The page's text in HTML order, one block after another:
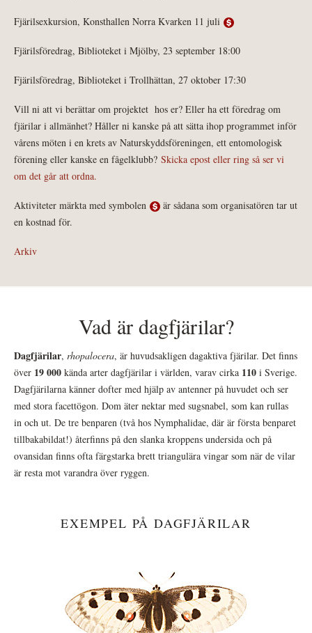
Fjärilsexkursion, Konsthallen Norra Kvarken 11 juli
Fjärilsföredrag, Biblioteket i Mjölby, 23 september 18:00
Fjärilsföredrag, Biblioteket i Trollhättan, 27 oktober 17:30
Vill ni att vi berättar om projektet hos er? Eller ha ett föredrag om
fjärilar i allmänhet? Håller ni kanske på att sätta ihop programmet inför
vårens möten i en krets av Naturskyddsföreningen, ett entomologisk
förening eller kanske en fågelklubb? Skicka epost eller ring så ser vi
om det går att ordna.
Aktiviteter märkta med symbolen
är sådana som organisatören tar ut
en kostnad för.
Arkiv
Vad är dagfjärilar?
Dagfjärilar, rhopalocera, är huvudsakligen dagaktiva fjärilar. Det finns
över 19 000 kända arter dagfjärilar i världen, varav cirka 110 i Sverige.
Dagfjärilarna känner dofter med hjälp av antenner på huvudet och ser
med stora facettögon. Dom äter nektar med sugsnabel, som kan rullas
in och ut. De tre benparen (två hos Nymphalidae, där är första benparet
tillbakabildat!) återfinns på den slanka kroppens undersida och på
ovansidan finns ofta färgstarka brett triangulära vingar som när de vilar
är resta mot varandra över ryggen.
EXEMPEL PÅ DAGFJÄRILAR